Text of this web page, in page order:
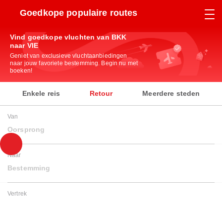
Goedkope populaire routes
Vind goedkope vluchten van BKK
naar VIE
Geniet van exclusieve vluchtaanbiedingen
naar jouw favoriete bestemming. Begin nu met
boeken!
Enkele reis Retour Meerdere steden
Van
Oorsprong
Naar
Bestemming
Vertrek